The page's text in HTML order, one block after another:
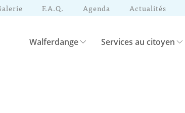
F.A.Q. Agenda Actualités
Walferdange Services au citoyen